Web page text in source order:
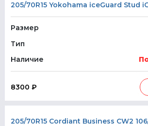
205/70R15 Yokohama iceGuard Stud
Размер
Тип
Наличие
8300 ₽
205/70R15 Cordiant Business CW2